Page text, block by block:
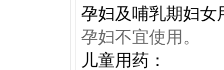
孕妇及哺乳期妇女
孕妇不宜使用。
儿童用药：